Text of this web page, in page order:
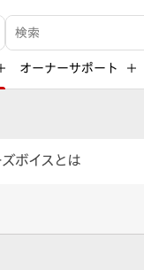
検索キーワード入力
オーナーサポート
ボイスとは